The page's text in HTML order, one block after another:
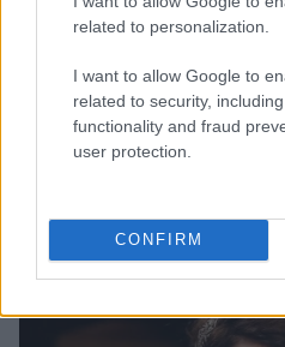
related to personalization.
I want to allow Google to
related to security,
functionality and fraud
user protection.
CONFIRM